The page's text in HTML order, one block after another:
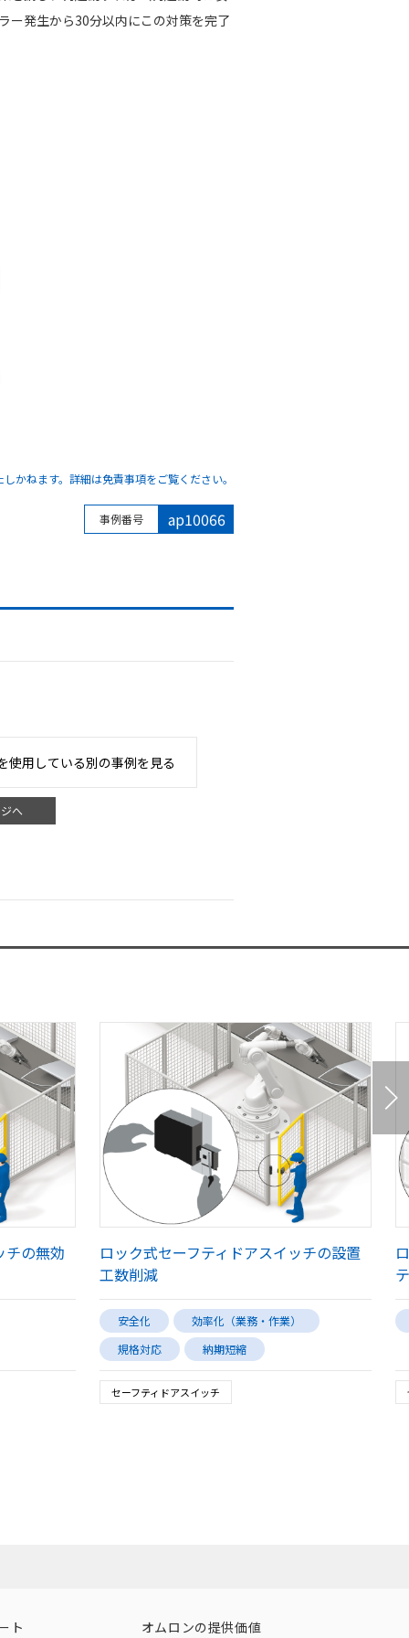
ー発生から30分以内にこの対策を完了
かねます。詳細は免責事項をご覧ください。
事例番号 ap10066
使用している別の事例を見る
へ
チの無効
ロック式セーフティドアスイッチの設置
工数削減
安全化
効率化（業務・作業）
規格対応
納期短縮
セーフティドアスイッチ
ト オムロンの提供価値